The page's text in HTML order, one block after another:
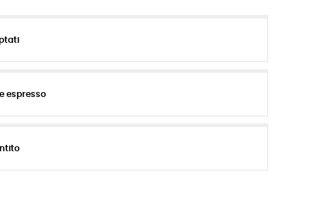
espresso